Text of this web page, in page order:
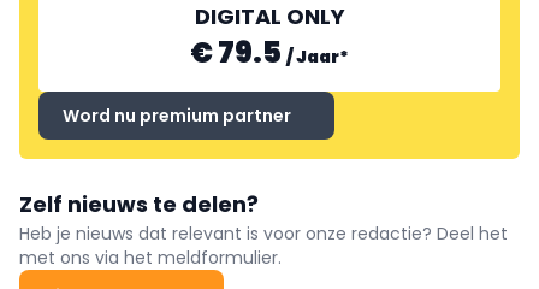
DIGITAL ONLY
€ 79.5 /Jaar*
Word nu premium partner
Zelf nieuws te delen?
Heb je nieuws dat relevant is voor onze redactie? Deel het
met ons via het meldformulier.